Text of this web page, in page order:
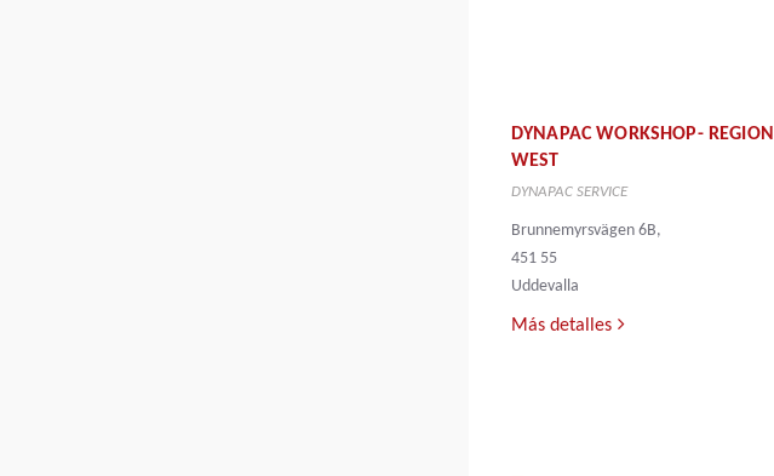
DYNAPAC WORKSHOP- REGION
WEST
DYNAPAC SERVICE
Brunnemyrsvägen 6B,
451 55
Uddevalla
Más detalles